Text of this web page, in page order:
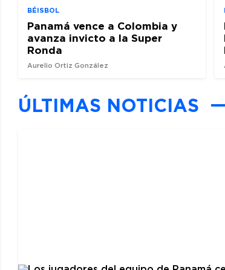
BÉISBOL
Panamá vence a Colombia y
avanza invicto a la Super
Ronda
Aurelio Ortiz González
ÚLTIMAS NOTICIAS